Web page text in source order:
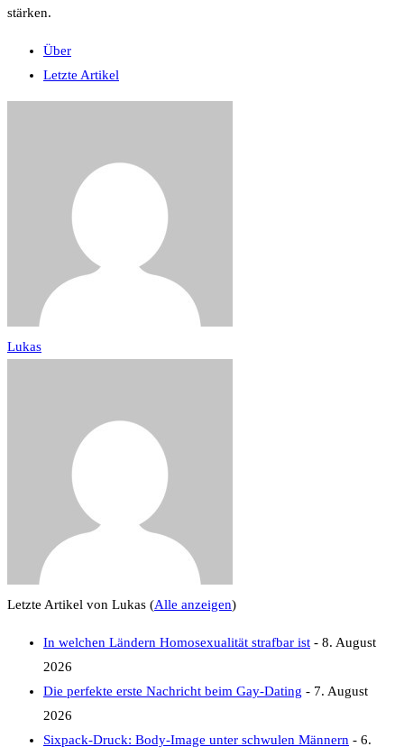
stärken.
Über
Letzte Artikel
Lukas
Letzte Artikel von Lukas (Alle anzeigen)
In welchen Ländern Homosexualität strafbar ist - 8. August
2026
Die perfekte erste Nachricht beim Gay-Dating - 7. August
2026
Sixpack-Druck: Body-Image unter schwulen Männern - 6.